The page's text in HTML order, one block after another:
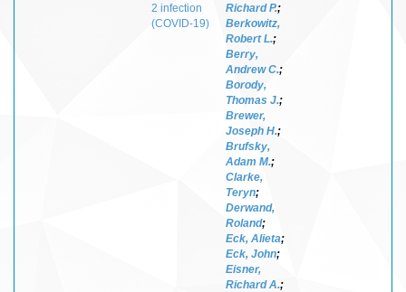
2 infection
(COVID-19)
Richard P.;
Berkowitz,
Robert L.;
Berry,
Andrew C.;
Borody,
Thomas J.;
Brewer,
Joseph H.;
Brufsky,
Adam M.;
Clarke,
Teryn;
Derwand,
Roland;
Eck, Alieta;
Eck, John;
Eisner,
Richard A.;